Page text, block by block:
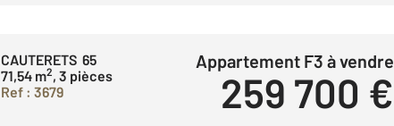
CAUTERETS 65
71,54 m2, 3 pièces
Ref : 3679
Appartement F3 à vendre
259 700 €